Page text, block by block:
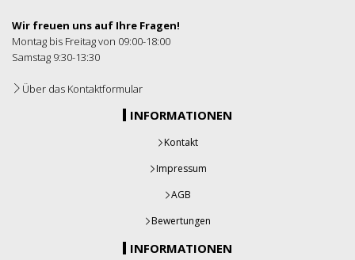
Wir freuen uns auf Ihre Fragen!
Montag bis Freitag von 09:00-18:00
Samstag 9:30-13:30
Über das Kontaktformular
INFORMATIONEN
Kontakt
Impressum
AGB
Bewertungen
INFORMATIONEN